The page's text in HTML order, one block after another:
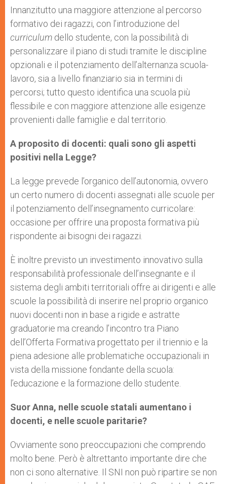
Innanzitutto una maggiore attenzione al percorso
formativo dei ragazzi, con l’introduzione del
curriculum dello studente, con la possibilità di
personalizzare il piano di studi tramite le discipline
opzionali e il potenziamento dell’alternanza scuola-
lavoro, sia a livello finanziario sia in termini di
percorsi; tutto questo identifica una scuola più
flessibile e con maggiore attenzione alle esigenze
provenienti dalle famiglie e dal territorio.
A proposito di docenti: quali sono gli aspetti
positivi nella Legge?
La legge prevede l’organico dell’autonomia, ovvero
un certo numero di docenti assegnati alle scuole per
il potenziamento dell’insegnamento curricolare:
occasione per offrire una proposta formativa più
rispondente ai bisogni dei ragazzi.
È inoltre previsto un investimento innovativo sulla
responsabilità professionale dell’insegnante e il
sistema degli ambiti territoriali offre ai dirigenti e alle
scuole la possibilità di inserire nel proprio organico
nuovi docenti non in base a rigide e astratte
graduatorie ma creando l’incontro tra Piano
dell’Offerta Formativa progettato per il triennio e la
piena adesione alle problematiche occupazionali in
vista della missione fondante della scuola:
l’educazione e la formazione dello studente.
Suor Anna, nelle scuole statali aumentano i
docenti, e nelle scuole paritarie?
Ovviamente sono preoccupazioni che comprendo
molto bene. Però è altrettanto importante dire che
non ci sono alternative. Il SNI non può ripartire se non